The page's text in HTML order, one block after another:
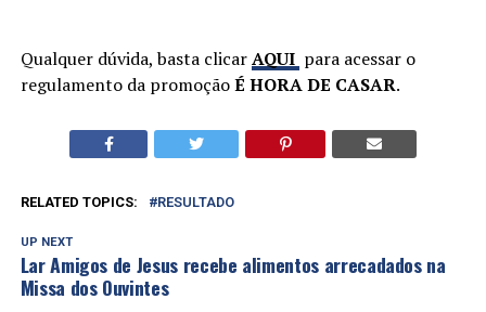
Qualquer dúvida, basta clicarAQUI para acessar o
regulamento da promoçãoÉ HORA DE CASAR.
RELATED TOPICS: RESULTADO
UP NEXT
Lar Amigos de Jesus recebe alimentos arrecadados na
Missa dos Ouvintes